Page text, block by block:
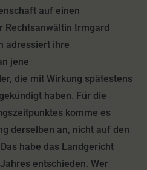
auf einen
Rechtsanwältin Irmgard
adressiert ihre
jene
die mit Wirkung spätestens
haben. Für die
komme es
derselben an, nicht auf den
habe das Landgericht
entschieden. Wer